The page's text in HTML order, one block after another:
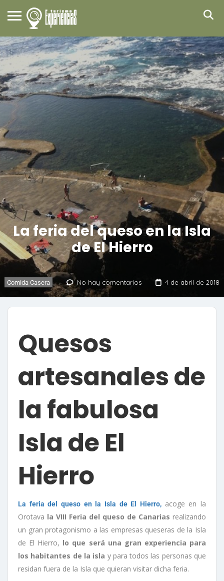
La feria del queso en la Isla
de El Hierro
Comida Casera No hay comentarios 4 de abril de 2018
Quesos
artesanales de
la fabulosa
Isla de El
Hierro
La feria del queso en la Isla de El Hierro, acoge en la
Orotava la VIII Feria del queso de Canarias realizando
un gran protagonismo a las empresas queseras de la Isla
de El Hierro, lo que será una gran experiencia para
los habitantes de la isla y para todos las personas que
residan fuera de la Isla que quieran visitar dicha feria.